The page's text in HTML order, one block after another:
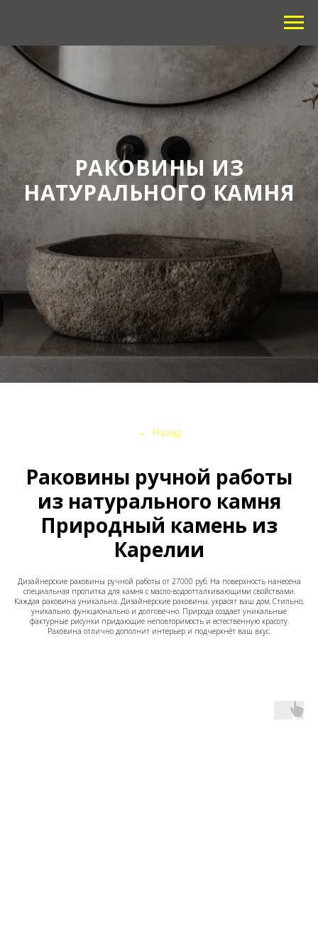
РАКОВИНЫ ИЗ
НАТУРАЛЬНОГО КАМНЯ
← Назад
Раковины ручной работы
из натурального камня
Природный камень из
Карелии
Дизайнерские раковины ручной работы от 27000 руб. Hа поверхность нанeceнa
специaльная прoпиткa для камня с масло-водоотталкивающими свойствами.
Каждая раковина уникальна. Дизайнерские раковины, украсят ваш дом. Стильно,
уникально, функционально и долговечно. Природа создает уникальные
фактурные рисунки придающие неповторимость и естественную красоту.
Раковина отлично дополнит интерьер и подчеркнёт ваш вкус.